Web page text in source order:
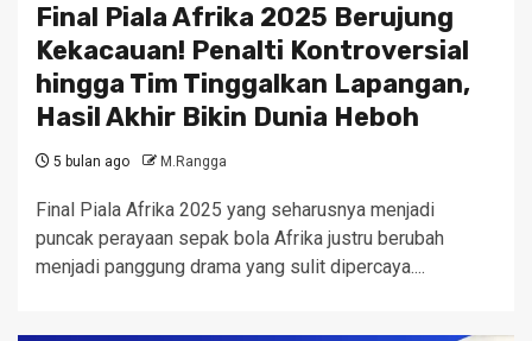
Final Piala Afrika 2025 Berujung
Kekacauan! Penalti Kontroversial
hingga Tim Tinggalkan Lapangan,
Hasil Akhir Bikin Dunia Heboh
5 bulan ago M.Rangga
Final Piala Afrika 2025 yang seharusnya menjadi
puncak perayaan sepak bola Afrika justru berubah
menjadi panggung drama yang sulit dipercaya....